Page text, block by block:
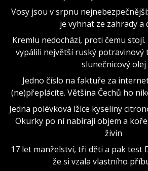
Vosy jsou v srpnu
je vyhnat ze zahrady a
Kremlu nedochází, proti čemu
vypálili největší ruský potravinový
slunečnicový olej
Jedno číslo na faktuře za
(ne)přeplácíte. Většina Čechů ho
Jedna polévková lžíce kyseliny
Okurky po ní nabírají objem a
živin
17 let manželství, tři děti a pak test
že si vzala vlastního